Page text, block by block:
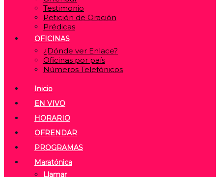
Testimonio
Petición de Oración
Prédicas
OFICINAS
¿Dónde ver Enlace?
Oficinas por país
Números Telefónicos
Inicio
EN VIVO
HORARIO
OFRENDAR
PROGRAMAS
Maratónica
Llamar